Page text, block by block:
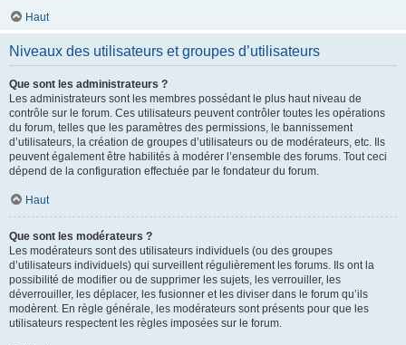
Haut
Niveaux des utilisateurs et groupes d’utilisateurs
Que sont les administrateurs ?
Les administrateurs sont les membres possédant le plus haut niveau de
contrôle sur le forum. Ces utilisateurs peuvent contrôler toutes les opérations
du forum, telles que les paramètres des permissions, le bannissement
d’utilisateurs, la création de groupes d’utilisateurs ou de modérateurs, etc. Ils
peuvent également être habilités à modérer l’ensemble des forums. Tout ceci
dépend de la configuration effectuée par le fondateur du forum.
Haut
Que sont les modérateurs ?
Les modérateurs sont des utilisateurs individuels (ou des groupes
d’utilisateurs individuels) qui surveillent régulièrement les forums. Ils ont la
possibilité de modifier ou de supprimer les sujets, les verrouiller, les
déverrouiller, les déplacer, les fusionner et les diviser dans le forum qu’ils
modèrent. En règle générale, les modérateurs sont présents pour que les
utilisateurs respectent les règles imposées sur le forum.